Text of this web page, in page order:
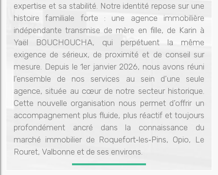
expertise et sa stabilité. Notre identité repose sur une
histoire familiale forte : une agence immobilière
indépendante transmise de mère en fille, de Karin à
Yaël BOUCHOUCHA, qui perpétuent la même
exigence de sérieux, de proximité et de conseil sur
mesure. Depuis le 1er janvier 2026, nous avons réuni
l’ensemble de nos services au sein d’une seule
agence, située au cœur de notre secteur historique.
Cette nouvelle organisation nous permet d’offrir un
accompagnement plus fluide, plus réactif et toujours
profondément ancré dans la connaissance du
marché immobilier de Roquefort‑les‑Pins, Opio, Le
Rouret, Valbonne et de ses environs.